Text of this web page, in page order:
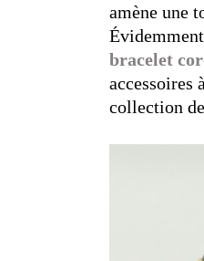
amène une
bracelet
accessoires
collection